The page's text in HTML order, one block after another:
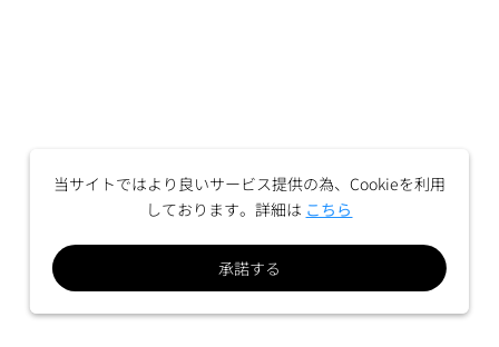
当サイトではより良いサービス提供の為、Cookieを利用
しております。詳細は こちら
承諾する